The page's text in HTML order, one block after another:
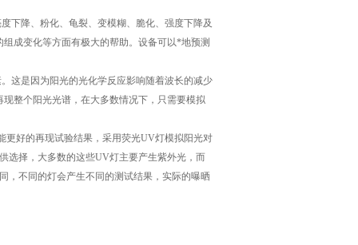
下降、粉化、龟裂、变模糊、脆化、强度下降及
成变化等方面有极大的帮助。设备可以*地预测
这是因为阳光的光化学反应影响随着波长的减少
整个阳光光谱，在大多数情况下，只需要模拟
好的再现试验结果，采用荧光UV灯模拟阳光对
选择，大多数的这些UV灯主要产生紫外光，而
，不同的灯会产生不同的测试结果，实际的曝晒